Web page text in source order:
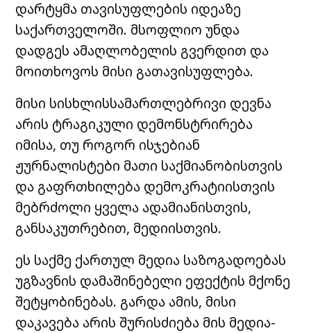
დარტყმა თავისუფლების იდეაზე
საქართველოში. მსოფლიო უნდა
დადგეს ამაღლობელის გვერდით და
მოითხოვოს მისი გათავისუფლება.
მისი სისხლისსამართლებრივი დევნა
არის ტრაგიკული დემონსტრირება
იმისა, თუ როგორ ისჯებიან
ჟურნალისტები მათი საქმიანობისთვის
და გაფრთხილება დემოკრატიისთვის
მებრძოლი ყველა ადამიანისთვის,
განსაკუთრებით, მედიისთვის.
ეს საქმე ქართულ მედია საზოგადოებას
უგზავნის დამაშინებელი ეფექტის მქონე
შეტყობინებას. გარდა ამის, მისი
დაკავება არის შურისძიება მის მედია-